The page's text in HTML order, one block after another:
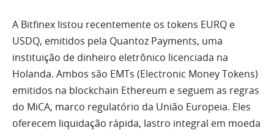
A Bitfinex listou recentemente os tokens EURQ e
USDQ, emitidos pela Quantoz Payments, uma
instituição de dinheiro eletrônico licenciada na
Holanda. Ambos são EMTs (Electronic Money Tokens)
emitidos na blockchain Ethereum e seguem as regras
do MiCA, marco regulatório da União Europeia. Eles
oferecem liquidação rápida, lastro integral em moeda